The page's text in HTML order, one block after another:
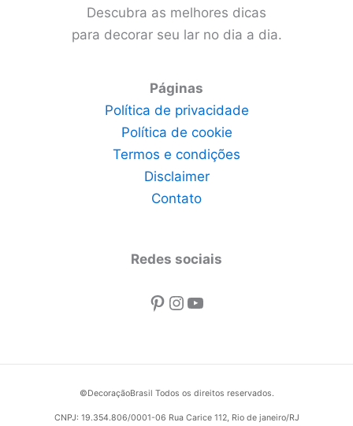
Descubra as melhores dicas
para decorar seu lar no dia a dia.
Páginas
Política de privacidade
Política de cookie
Termos e condições
Disclaimer
Contato
Redes sociais
Pinterest
Instagram
Youtube
©DecoraçãoBrasil Todos os direitos reservados.
CNPJ: 19.354.806/0001-06 Rua Carice 112, Rio de janeiro/RJ